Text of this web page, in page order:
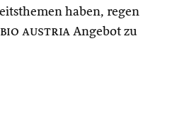
haben, regen
bio austria Angebot zu